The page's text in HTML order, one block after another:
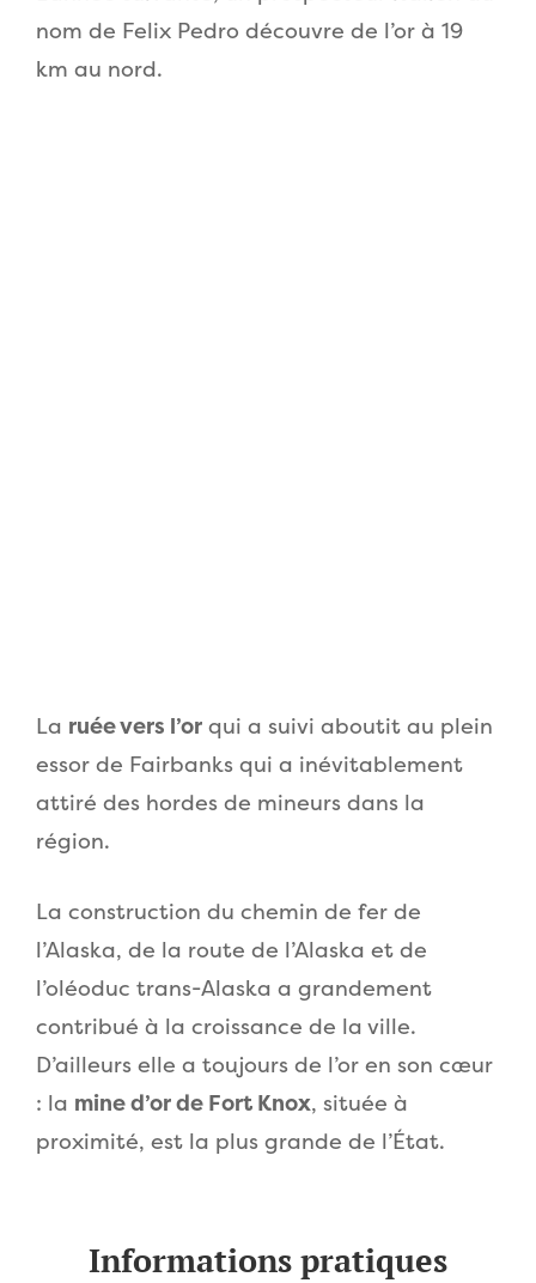
nom de Felix Pedro découvre de l’or à 19
km au nord.
La ruée vers l’or qui a suivi aboutit au plein
essor de Fairbanks qui a inévitablement
attiré des hordes de mineurs dans la
région.
La construction du chemin de fer de
l’Alaska, de la route de l’Alaska et de
l’oléoduc trans-Alaska a grandement
contribué à la croissance de la ville.
D’ailleurs elle a toujours de l’or en son cœur
: la mine d’or de Fort Knox, située à
proximité, est la plus grande de l’État.
Informations pratiques